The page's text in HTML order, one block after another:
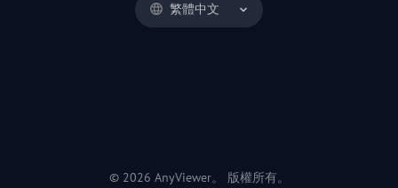
繁體中文
© 2026 AnyViewer。 版權所有。